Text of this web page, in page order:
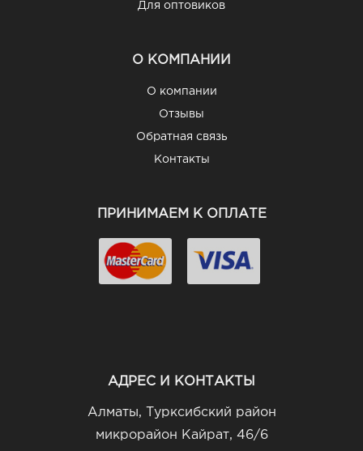
Для оптовиков
О КОМПАНИИ
О компании
Отзывы
Обратная связь
Контакты
ПРИНИМАЕМ К ОПЛАТЕ
АДРЕС И КОНТАКТЫ
Алматы, Турксибский район
микрорайон Кайрат, 46/6